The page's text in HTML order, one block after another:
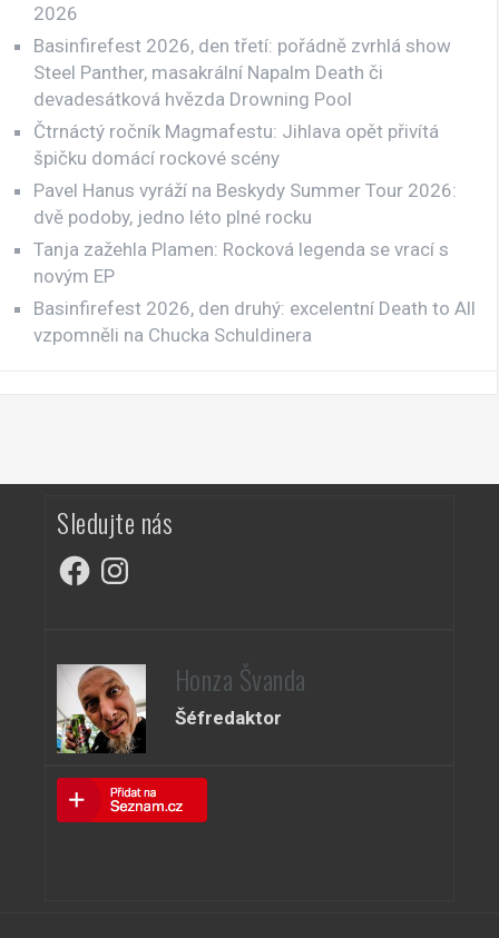
2026
Basinfirefest 2026, den třetí: pořádně zvrhlá show
Steel Panther, masakrální Napalm Death či
devadesátková hvězda Drowning Pool
Čtrnáctý ročník Magmafestu: Jihlava opět přivítá
špičku domácí rockové scény
Pavel Hanus vyráží na Beskydy Summer Tour 2026:
dvě podoby, jedno léto plné rocku
Tanja zažehla Plamen: Rocková legenda se vrací s
novým EP
Basinfirefest 2026, den druhý: excelentní Death to All
vzpomněli na Chucka Schuldinera
Sledujte nás
FacebookInstagram
Honza Švanda
Šéfredaktor